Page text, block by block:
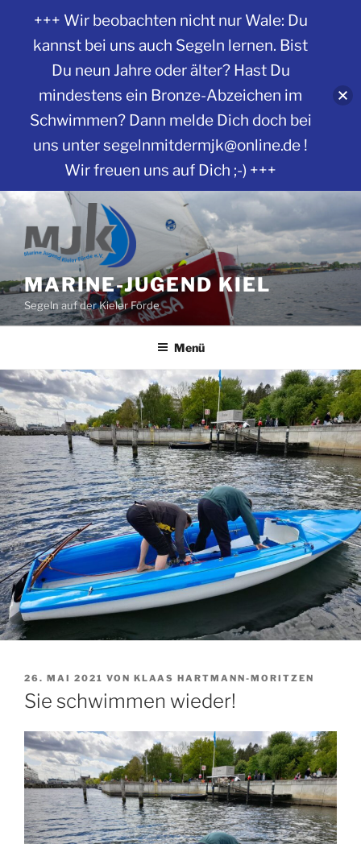
Zum
Inhalt
springen
MARINE-JUGEND KIEL
Segeln auf der Kieler Förde
Menü
VERÖFFENTLICHT
AM
26. MAI 2021 VON KLAAS HARTMANN-MORITZEN
Sie schwimmen wieder!
+++ Wir beobachten nicht nur Wale: Du
kannst bei uns auch Segeln lernen. Bist
Du neun Jahre oder älter? Hast Du
mindestens ein Bronze-Abzeichen im
Schwimmen? Dann melde Dich doch bei
uns unter segelnmitdermjk@online.de !
Wir freuen uns auf Dich ;-) +++